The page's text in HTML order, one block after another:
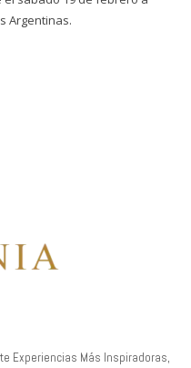
Argentinas.
Experiencias Más Inspiradoras,